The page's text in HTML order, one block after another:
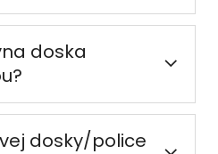
doska
dosky/police